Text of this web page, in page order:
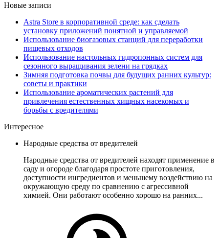
Новые записи
Astra Store в корпоративной среде: как сделать
установку приложений понятной и управляемой
Использование биогазовых станций для переработки
пищевых отходов
Использование настольных гидропонных систем для
сезонного выращивания зелени на грядках
Зимняя подготовка почвы для будущих ранних культур:
советы и практики
Использование ароматических растений для
привлечения естественных хищных насекомых и
борьбы с вредителями
Интересное
Народные средства от вредителей
Народные средства от вредителей находят применение в
саду и огороде благодаря простоте приготовления,
доступности ингредиентов и меньшему воздействию на
окружающую среду по сравнению с агрессивной
химией. Они работают особенно хорошо на ранних...